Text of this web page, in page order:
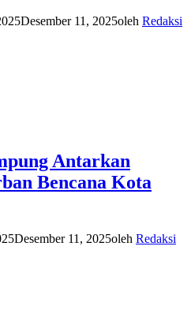
Desember 11, 2025oleh Redaksi
Antarkan
Bencana Kota
Desember 11, 2025oleh Redaksi